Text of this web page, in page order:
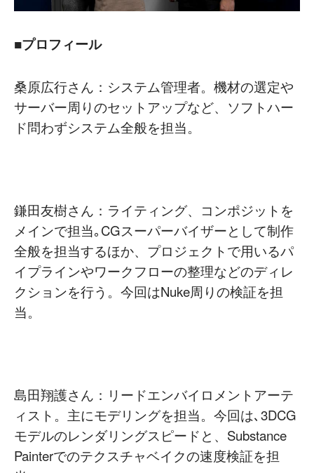
■プロフィール
桑原広行さん：システム管理者。機材の選定や
サーバー周りのセットアップなど、ソフトハー
ド問わずシステム全般を担当。
鎌田友樹さん：ライティング、コンポジットを
メインで担当｡CGスーパーバイザーとして制作
全般を担当するほか、プロジェクトで用いるパ
イプラインやワークフローの整理などのディレ
クションを行う。今回はNuke周りの検証を担
当。
島田翔護さん：リードエンバイロメントアーテ
ィスト。主にモデリングを担当。今回は､3DCG
モデルのレンダリングスピードと、Substance
Painterでのテクスチャベイクの速度検証を担